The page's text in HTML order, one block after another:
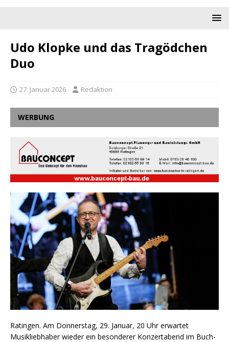
Udo Klopke und das Tragödchen
Duo
27. Januar 2026 Redaktion
WERBUNG
Ratingen. Am Donnerstag, 29. Januar, 20 Uhr erwartet
Musikliebhaber wieder ein besonderer Konzertabend im Buch-